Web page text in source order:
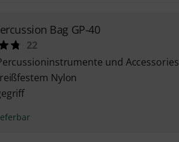
Bag GP-40
22
und Accessories
Nylon